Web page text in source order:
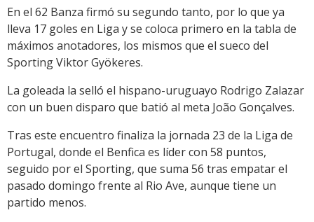
En el 62 Banza firmó su segundo tanto, por lo que ya
lleva 17 goles en Liga y se coloca primero en la tabla de
máximos anotadores, los mismos que el sueco del
Sporting Viktor Gyökeres.
La goleada la selló el hispano-uruguayo Rodrigo Zalazar
con un buen disparo que batió al meta João Gonçalves.
Tras este encuentro finaliza la jornada 23 de la Liga de
Portugal, donde el Benfica es líder con 58 puntos,
seguido por el Sporting, que suma 56 tras empatar el
pasado domingo frente al Rio Ave, aunque tiene un
partido menos.